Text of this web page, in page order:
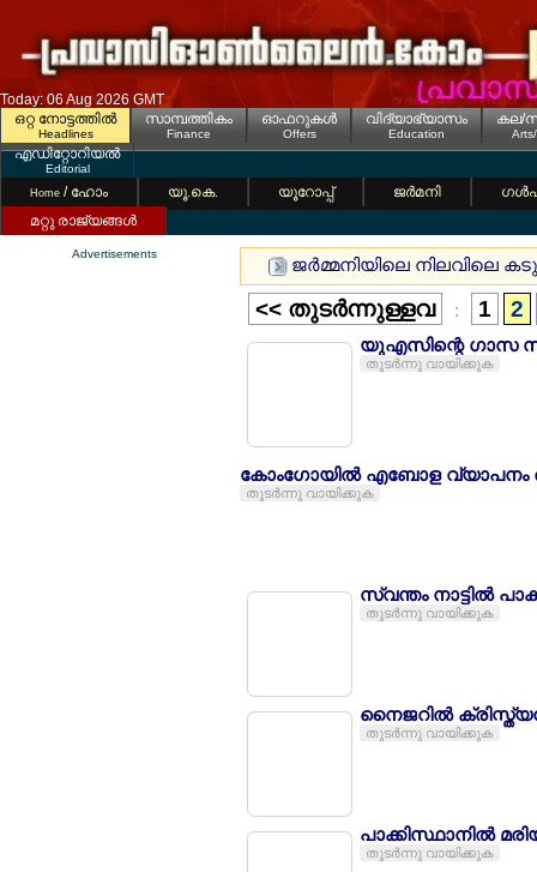
Today: 06 Aug 2026 GMT
ഒറ്റ നോട്ടത്തില്‍
Headlines
സാമ്പത്തികം
Finance
ഓഫറുകള്‍
Offers
വിദ്യാഭ്യാസം
Education
കല/
എഡിറ്റോറിയല്‍
Editorial
Home / ഹോം യൂ.കെ. യൂറോപ്പ് ജര്‍മനി
മറ്റു രാജ്യങ്ങള്‍
Advertisements
ജര്‍മ്മനിയിലെ നിലവിലെ
<< തുടര്‍ന്നുള്ളവ : 1 2
യുഎസിന്റെ ഗാസ
തുടര്‍ന്നു വായിക്കുക
കോംഗോയില്‍ എബോള വ്യാപനം
തുടര്‍ന്നു വായിക്കുക
സ്വന്തം നാട്ടില്‍
തുടര്‍ന്നു വായിക്കുക
നൈജറില്‍
തുടര്‍ന്നു വായിക്കുക
പാക്കിസ്ഥാനില്‍
തുടര്‍ന്നു വായിക്കുക